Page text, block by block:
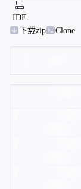
IDE
下载zip
Clone